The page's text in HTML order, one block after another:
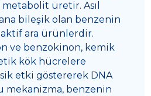
üretir. Asıl
bileşik olan benzenin
ara ürünlerdir.
ve benzokinon, kemik
kök hücrelere
etki göstererek DNA
mekanizma, benzenin